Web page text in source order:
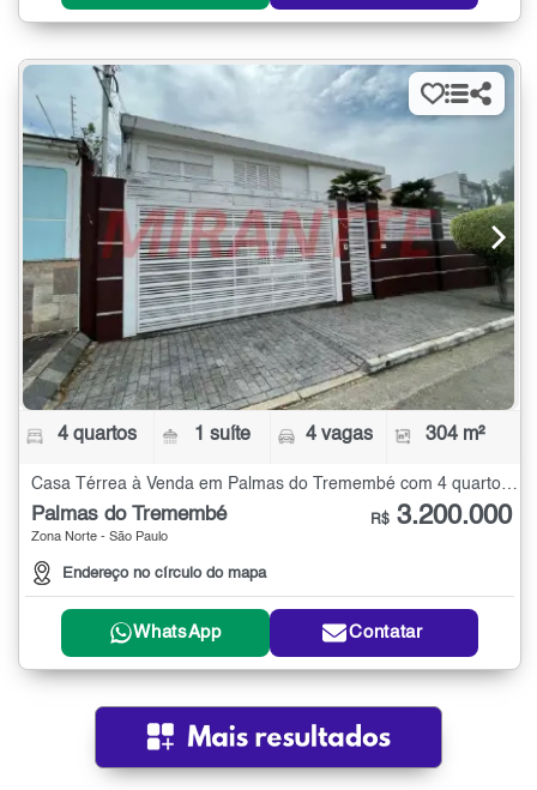
4 quartos 1 suíte 4 vagas 304 m²
Casa Térrea à Venda em Palmas do Tremembé com 4 quartos - 304 m²
Palmas do Tremembé
Zona Norte - São Paulo
Endereço no círculo do mapa
R$ 3.200.000
WhatsApp Contatar